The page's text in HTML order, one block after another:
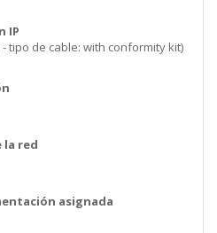
IP
- tipo de cable: with conformity kit)
la red
asignada